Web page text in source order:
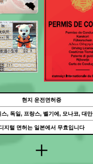
+
현지 운전면허증
스, 독일, 프랑스, 벨기에, 모나코, 대만
지털 면허는 일본에서 무효입니다